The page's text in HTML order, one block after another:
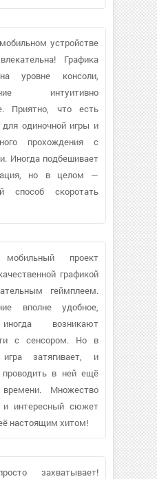
устройстве
Графика
уровне консоли,
интуитивно
Приятно, что есть
одиночной игры и
прохождения с
Иногда подбешивает
но в целом —
способ скоротать
проект
графикой
геймплеем.
вполне удобное,
возникают
с сенсором. Но в
затягивает, и
проводить в ней ещё
Множество
и интересный сюжет
настоящим хитом!
захватывает!